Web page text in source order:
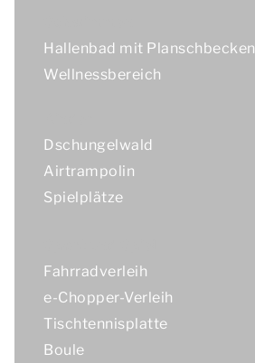
Hallenbad mit Planschbecken
Wellnessbereich
Dschungelwald
Airtrampolin
Spielplätze
Fahrradverleih
e-Chopper-Verleih
Tischtennisplatte
Boule